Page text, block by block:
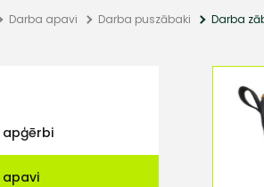
Darba apavi Darba puszābaki Darba
apavi